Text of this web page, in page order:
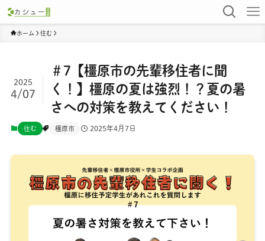
ホーム 住む
＃7【橿原市の先輩移住者に聞
く！】橿原の夏は強烈！？夏の暑
さへの対策を教えてください！
2025
4/07
住む 橿原市 2025年4月7日